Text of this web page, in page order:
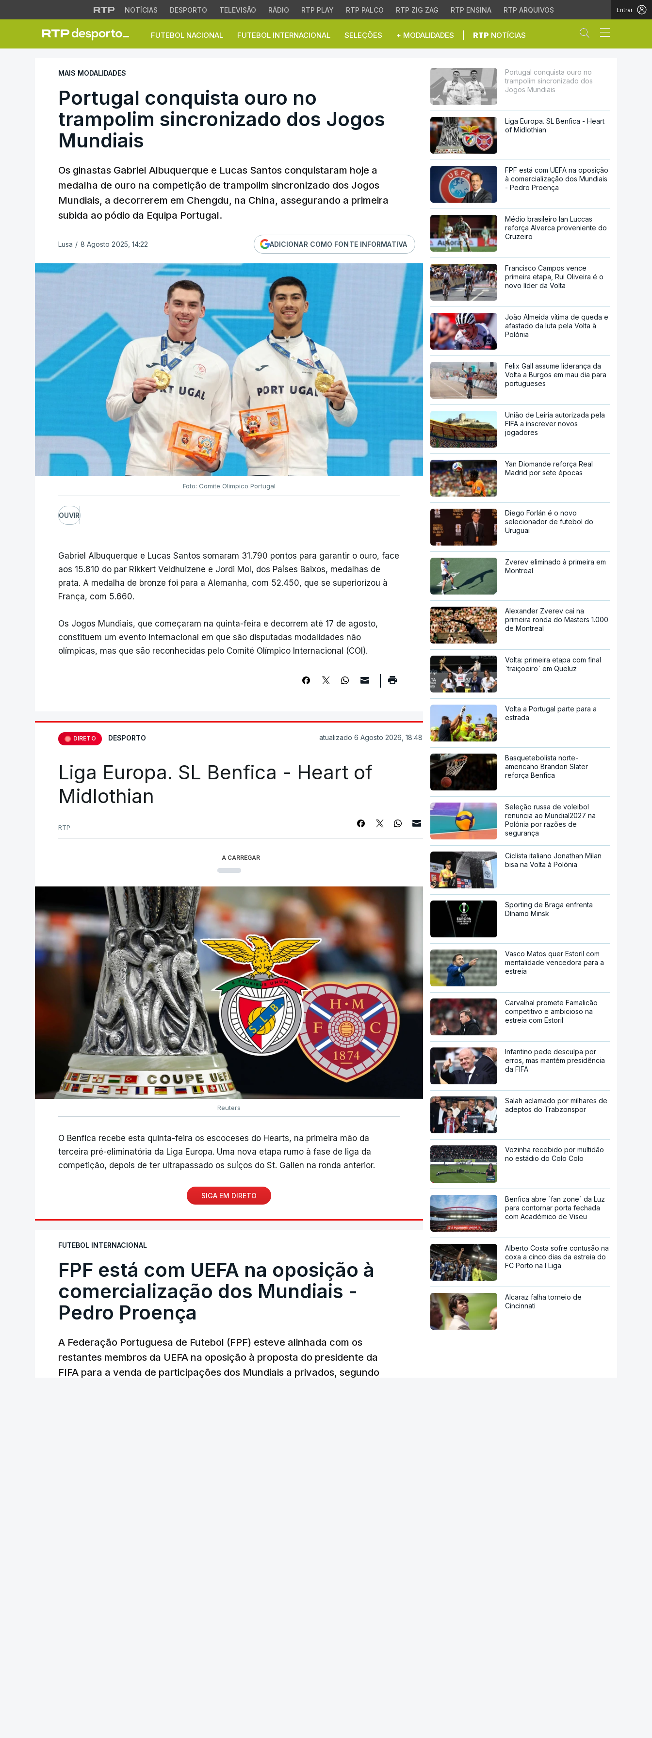
NOTÍCIAS DESPORTO TELEVISÃO RÁDIO RTP PLAY RTP PALCO RTP ZIG ZAG RTP ENSINA RTP ARQUIVOS Entrar
FUTEBOL NACIONAL FUTEBOL INTERNACIONAL SELEÇÕES + MODALIDADES RTP NOTÍCIAS Abrir campo
Portugal conquista ouro no trampolim sincronizado dos Jogos
MAIS MODALIDADES
Portugal conquista ouro no
trampolim sincronizado dos Jogos
Mundiais
Os ginastas Gabriel Albuquerque e Lucas Santos conquistaram hoje a
medalha de ouro na competição de trampolim sincronizado dos Jogos
Mundiais, a decorrerem em Chengdu, na China, assegurando a primeira
subida ao pódio da Equipa Portugal.
Lusa / 8 Agosto 2025, 14:22 ADICIONAR COMO FONTE INFORMATIVA
Foto: Comite Olimpico Portugal
OUVIR
Gabriel Albuquerque e Lucas Santos somaram 31.790 pontos para garantir o ouro, face
aos 15.810 do par Rikkert Veldhuizene e Jordi Mol, dos Países Baixos, medalhas de
prata. A medalha de bronze foi para a Alemanha, com 52.450, que se superiorizou à
França, com 5.660.
Os Jogos Mundiais, que começaram na quinta-feira e decorrem até 17 de agosto,
constituem um evento internacional em que são disputadas modalidades não
olímpicas, mas que são reconhecidas pelo Comité Olímpico Internacional (COI).
DIRETO DESPORTO atualizado 6 Agosto 2026, 18:48
Liga Europa. SL Benfica - Heart of
Midlothian
RTP
A CARREGAR
Reuters
O Benfica recebe esta quinta-feira os escoceses do Hearts, na primeira mão da
terceira pré-eliminatória da Liga Europa. Uma nova etapa rumo à fase de liga da
competição, depois de ter ultrapassado os suíços do St. Gallen na ronda anterior.
SIGA EM DIRETO
FUTEBOL INTERNACIONAL
FPF está com UEFA na oposição à
comercialização dos Mundiais -
Pedro Proença
A Federação Portuguesa de Futebol (FPF) esteve alinhada com os
restantes membros da UEFA na oposição à proposta do presidente da
FIFA para a venda de participações dos Mundiais a privados, segundo
Portugal conquista ouro no
trampolim sincronizado dos
Jogos Mundiais
Liga Europa. SL Benfica - Heart
of Midlothian
FPF está com UEFA na oposição
à comercialização dos Mundiais
- Pedro Proença
Médio brasileiro Ian Luccas
reforça Alverca proveniente do
Cruzeiro
Francisco Campos vence
primeira etapa, Rui Oliveira é o
novo líder da Volta
João Almeida vítima de queda e
afastado da luta pela Volta à
Polónia
Felix Gall assume liderança da
Volta a Burgos em mau dia para
portugueses
União de Leiria autorizada pela
FIFA a inscrever novos
jogadores
Yan Diomande reforça Real
Madrid por sete épocas
Diego Forlán é o novo
selecionador de futebol do
Uruguai
Zverev eliminado à primeira em
Montreal
Alexander Zverev cai na
primeira ronda do Masters 1.000
de Montreal
Volta: primeira etapa com final
`traiçoeiro` em Queluz
Volta a Portugal parte para a
estrada
Basquetebolista norte-
americano Brandon Slater
reforça Benfica
Seleção russa de voleibol
renuncia ao Mundial2027 na
Polónia por razões de
segurança
Ciclista italiano Jonathan Milan
bisa na Volta à Polónia
Sporting de Braga enfrenta
Dínamo Minsk
Vasco Matos quer Estoril com
mentalidade vencedora para a
estreia
Carvalhal promete Famalicão
competitivo e ambicioso na
estreia com Estoril
Infantino pede desculpa por
erros, mas mantém presidência
da FIFA
Salah aclamado por milhares de
adeptos do Trabzonspor
Vozinha recebido por multidão
no estádio do Colo Colo
Benfica abre `fan zone` da Luz
para contornar porta fechada
com Académico de Viseu
Alberto Costa sofre contusão na
coxa a cinco dias da estreia do
FC Porto na I Liga
Alcaraz falha torneio de
Cincinnati